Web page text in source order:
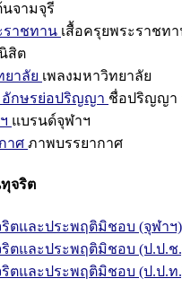
นจามจุรี
ราชทาน เสื้อครุยพระราชท
สิต
ยาลัย เพลงมหาวิทยาลัย
กษรย่อปริญญา ชื่อปริญญา
แบรนด์จุฬาฯ
าศ ภาพบรรยากาศ
ทุจริต
ริตและประพฤติมิชอบ (จุฬาฯ)
ริตและประพฤติมิชอบ (ป.ป.ช
ริตและประพฤติมิชอบ (ป.ป.ท